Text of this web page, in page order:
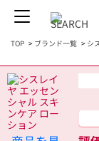
TOP > ブランド一覧 > シ